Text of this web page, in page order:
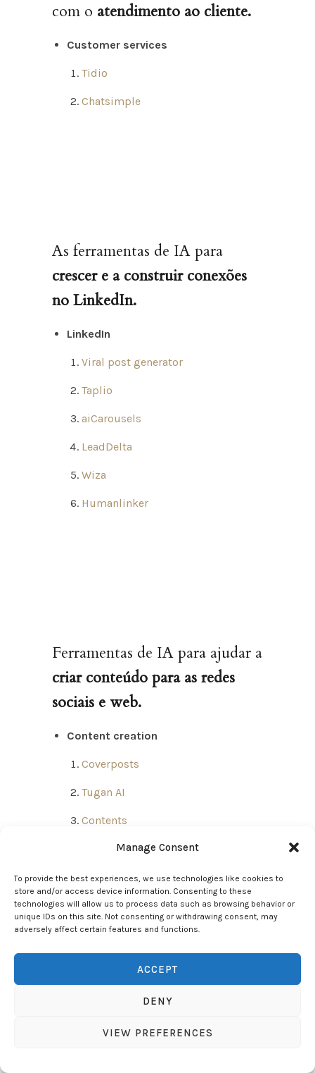
Manage Consent
To provide the best experiences, we use technologies like cookies to
store and/or access device information. Consenting to these
technologies will allow us to process data such as browsing behavior or
unique IDs on this site. Not consenting or withdrawing consent, may
adversely affect certain features and functions.
ACCEPT
DENY
VIEW PREFERENCES
com o atendimento ao cliente.
Customer services
Tidio
Chatsimple
As ferramentas de IA para
crescer e a construir conexões
no LinkedIn.
LinkedIn
Viral post generator
Taplio
aiCarousels
LeadDelta
Wiza
Humanlinker
Ferramentas de IA para ajudar a
criar conteúdo para as redes
sociais e web.
Content creation
Coverposts
Tugan AI
Contents
Coachvox AI
Ferramentas para ajudar a